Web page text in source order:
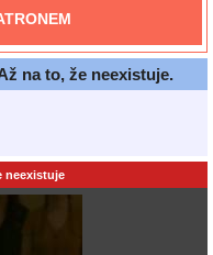
na to, že neexistuje.
neexistuje